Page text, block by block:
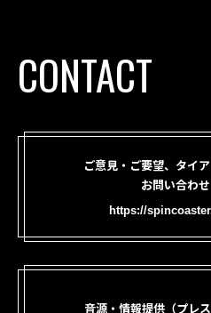
CONTACT
ご意見・ご要望、タイ
お問い合わ
https://
音源・情報提供（プレ